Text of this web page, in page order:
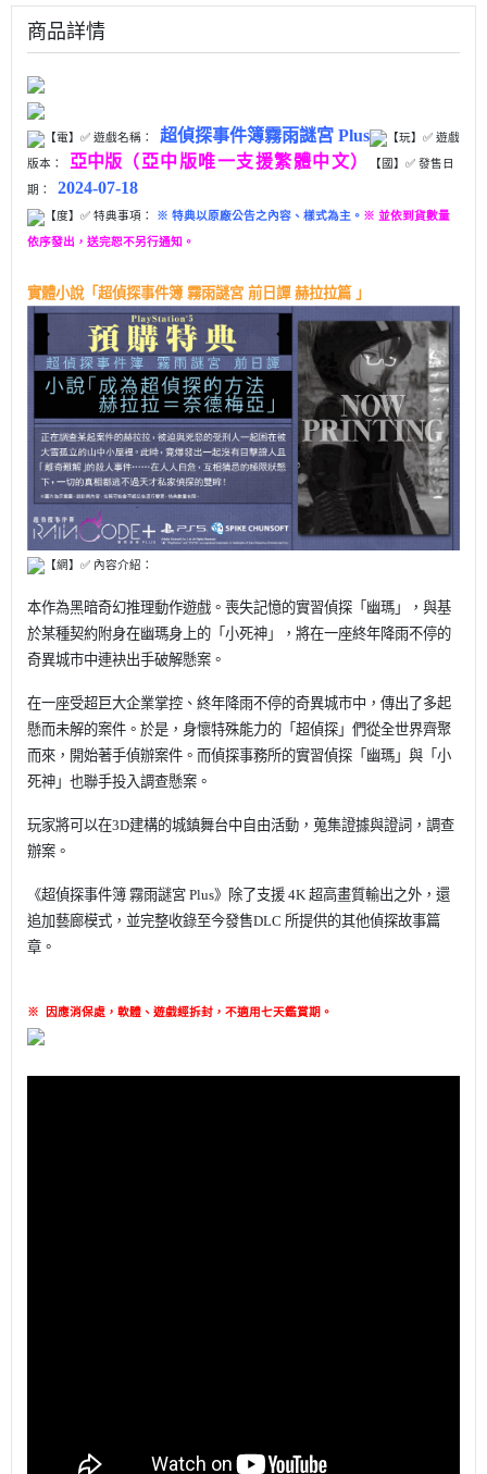
商品詳情
【電】✅ 遊戲名稱： 超偵探事件簿霧雨謎宮 Plus 【玩】 ✅ 遊戲
版本： 亞中版 （亞中版唯一支援繁體中文） 【國】✅ 發售日
期： 2024-07-18
【度】✅ 特典事項： ※ 特典以原廠公告之內容、樣式為主。 ※ 並依到貨數量
依序發出，送完恕不另行通知。
實體小說「超偵探事件簿 霧雨謎宮 前日譚 赫拉拉篇 」
【網】✅ 內容介紹：
本作為黑暗奇幻推理動作遊戲。喪失記憶的實習偵探「幽瑪」，與基
於某種契約附身在幽瑪身上的「小死神」， 將在一座終年降雨不停的
奇異城市中連袂出手破解懸案。
在一座受超巨大企業掌控、終年降雨不停的奇異城市中，傳出了多起
懸而未解的案件。於是，身懷特殊能力的「超偵探」們從全世界齊聚
而來，開始著手偵辦案件。而偵探事務所的實習偵探「幽瑪」與「小
死神」也聯手投入調查懸案。
玩家將可以在3D建構的城鎮舞台中自由活動，蒐集證據與證詞，調查
辦案。
《超偵探事件簿 霧雨謎宮 Plus》除了支援 4K 超高畫質輸出之外，還
追加藝廊模式，並完整收錄至今發售DLC 所提供的其他偵探故事篇
章。
※ 因應消保處，軟體、遊戲經拆封，不適用七天鑑賞期 。